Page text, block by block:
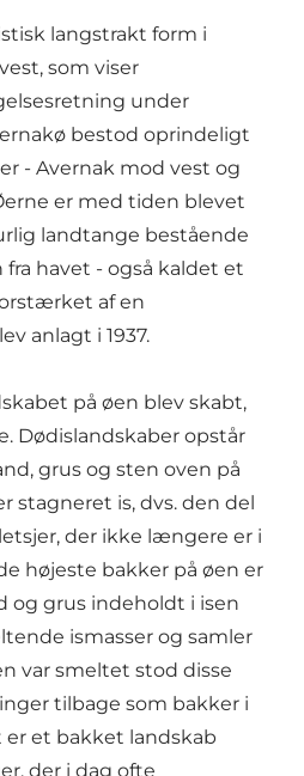
langstrakt form i
som viser
under
bestod oprindeligt
- Avernak mod vest og
er med tiden blevet
landtange bestående
fra havet - også kaldet et
af en
anlagt i 1937.
på øen blev skabt,
Dødislandskaber opstår
grus og sten oven på
stagneret is, dvs. den del
der ikke længere er i
højeste bakker på øen er
og grus indeholdt i isen
ismasser og samler
var smeltet stod disse
tilbage som bakker i
et bakket landskab
der i dag ofte